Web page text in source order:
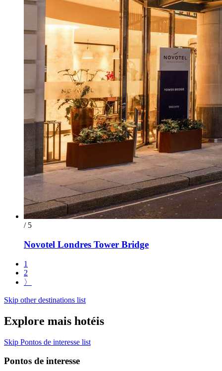
/ 5
Novotel Londres Tower Bridge
1
2
〉
Skip other destinations list
Explore mais hotéis
Skip Pontos de interesse list
Pontos de interesse